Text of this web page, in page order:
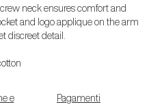
neck ensures comfort and
and logo applique on the arm
discreet detail.
e
Pagamenti